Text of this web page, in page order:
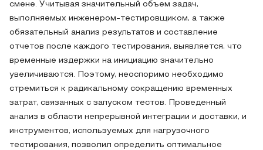
смене. Учитывая значительный объем задач,
выполняемых инженером-тестировщиком, а также
обязательный анализ результатов и составление
отчетов после каждого тестирования, выявляется, что
временные издержки на инициацию значительно
увеличиваются. Поэтому, неоспоримо необходимо
стремиться к радикальному сокращению временных
затрат, связанных с запуском тестов. Проведенный
анализ в области непрерывной интеграции и доставки, и
инструментов, используемых для нагрузочного
тестирования, позволил определить оптимальное